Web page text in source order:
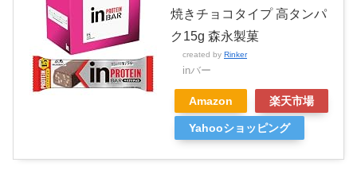
焼きチョコタイプ 高タンパ
ク15g 森永製菓
created by Rinker
inバー
Amazon 楽天市場
Yahooショッピング